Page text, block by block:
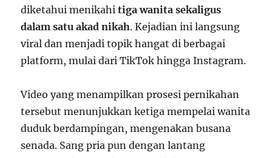
diketahui menikahitiga wanita sekaligus
dalam satu akad nikah. Kejadian ini langsung
viral dan menjadi topik hangat di berbagai
platform, mulai dari TikTok hingga Instagram.
Video yang menampilkan prosesi pernikahan
tersebut menunjukkan ketiga mempelai wanita
duduk berdampingan, mengenakan busana
senada. Sang pria pun dengan lantang